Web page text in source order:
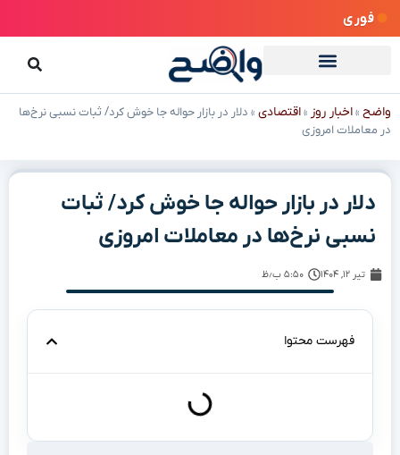
فوری
واضح »اخبار روز »اقتصادی » دلار در بازار حواله جا خوش کرد/ ثبات نسبی نرخ‌ها
در معاملات امروزی
دلار در بازار حواله جا خوش کرد/ ثبات
نسبی نرخ‌ها در معاملات امروزی
تیر ۱۲, ۱۴۰۴ ۵:۵۰ ب٫ظ
فهرست محتوا